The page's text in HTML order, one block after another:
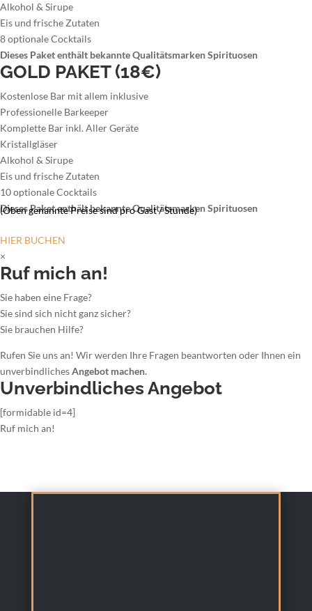
Alkohol & Sirupe
Eis und frische Zutaten
8 optionale Cocktails
Dieses Paket enthält bekannte Qualitätsmarken Spirituosen
GOLD PAKET (18€)
Kostenlose Bar mit allem inklusive
Professionelle Barkeeper
Komplette Bar inkl. Aller Geräte
Kristallgläser
Alkohol & Sirupe
Eis und frische Zutaten
10 optionale Cocktails
Dieses Paket enthält bekannte Qualitätsmarken Spirituosen
(Oben genannte Preise sind pro Gast / Stunde)
HIER BUCHEN
×
Ruf mich an!
Sie haben eine Frage?
Sie sind sich nicht ganz sicher?
Sie brauchen Hilfe?
Rufen Sie uns an! Wir werden Ihre Fragen beantworten oder Ihnen ein
unverbindlichesAngebot machen.
Unverbindliches Angebot
[formidable id=4]
Ruf mich an!